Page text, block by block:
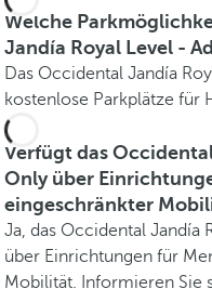
Welche
Jandía Royal Level -
Das Occidental Jandía
kostenlose Parkplätze für
Verfügt das
Only über
eingeschränkter
Ja, das Occidental Jandía
über Einrichtungen für
Mobilität. Informieren Sie